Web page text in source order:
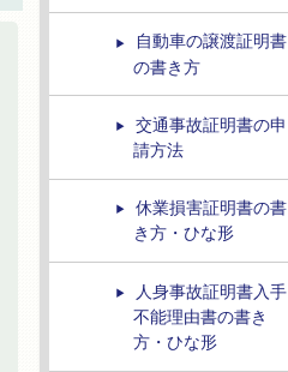
自動車の譲渡証明書
の書き方
交通事故証明書の申
請方法
休業損害証明書の書
き方・ひな形
人身事故証明書入手
不能理由書の書き
方・ひな形